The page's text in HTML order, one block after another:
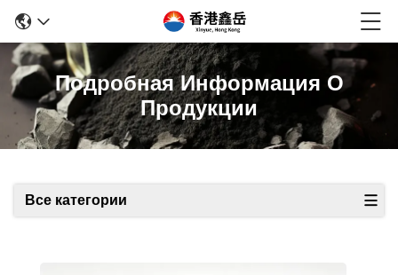
Подробная Информация О
Продукции
Все категории